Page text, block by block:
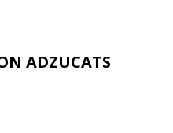
ADZUCATS